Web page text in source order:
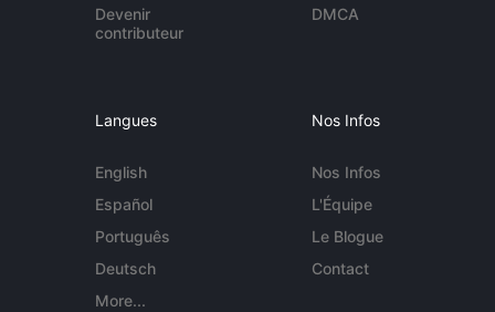
Devenir
contributeur
DMCA
Langues
English
Español
Português
Deutsch
More...
Nos Infos
Nos Infos
L'Équipe
Le Blogue
Contact